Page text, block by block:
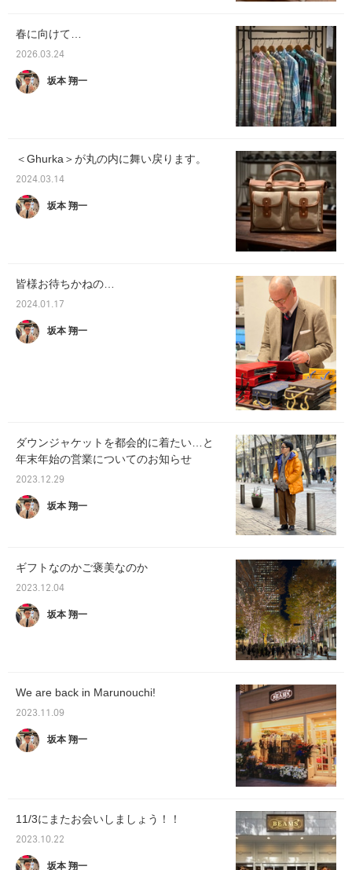
春に向けて…
2026.03.24
坂本 翔一
＜Ghurka＞が丸の内に舞い戻ります。
2024.03.14
坂本 翔一
皆様お待ちかねの…
2024.01.17
坂本 翔一
ダウンジャケットを都会的に着たい…と
年末年始の営業についてのお知らせ
2023.12.29
坂本 翔一
ギフトなのかご褒美なのか
2023.12.04
坂本 翔一
We are back in Marunouchi!
2023.11.09
坂本 翔一
11/3にまたお会いしましょう！！
2023.10.22
坂本 翔一